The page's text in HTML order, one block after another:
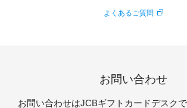
よくあるご質問
お問い合わせ
お問い合わせはJCBギフトカードデスクで